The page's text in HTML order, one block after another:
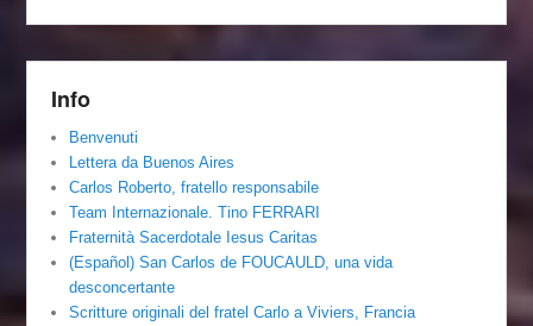
Info
Benvenuti
Lettera da Buenos Aires
Carlos Roberto, fratello responsabile
Team Internazionale. Tino FERRARI
Fraternità Sacerdotale Iesus Caritas
(Español) San Carlos de FOUCAULD, una vida
desconcertante
Scritture originali del fratel Carlo a Viviers, Francia